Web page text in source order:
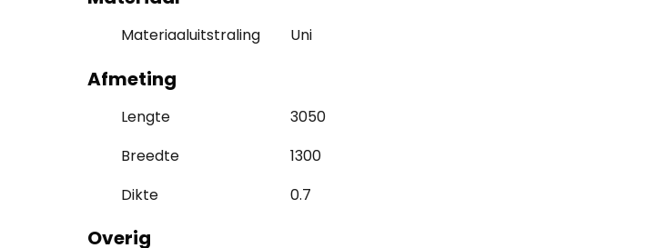
Materiaaluitstraling Uni
Afmeting
Lengte
3050
Breedte
1300
Dikte
0.7
Overig